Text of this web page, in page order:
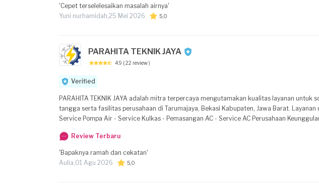
'Cepet terselelesaikan masalah airnya'
Yuni nurhamidah,25 Mei 2026 5,0
PARAHITA TEKNIK JAYA
4.9 ( 22 review )
Verified
PARAHITA TEKNIK JAYA adalah mitra terpercaya mengutamakan kualitas layanan
tangga serta fasilitas perusahaan di Tarumajaya, Bekasi Kabupaten, Jawa Barat. Layanan utama kami - Kelistrikan, - Service AC - Service Mesin Cuci -
Service Pompa Air - Service Kulkas - Pemasangan AC - Service AC Perusahaan Keunggulan PARAHITA TEKNIK JAYA - Teknisi berpengalaman, terampil
responsif, dan penjelasan teknis yang mudah dimengerti. - Pekerjaan dilakukan dengan rapi dan efektif, sehingga solusi yang diberikan tepat sasaran
Hubungi kami - Hubungi PARAHITA TEKNIK JAYA untuk penjadwalan servis, konsultasi
rumah tangga. Kami siap membantu dengan layanan profesional dan solusi yang tepat
Review Terbaru
'Bapaknya ramah dan cekatan'
Aulia,01 Agu 2026 5,0